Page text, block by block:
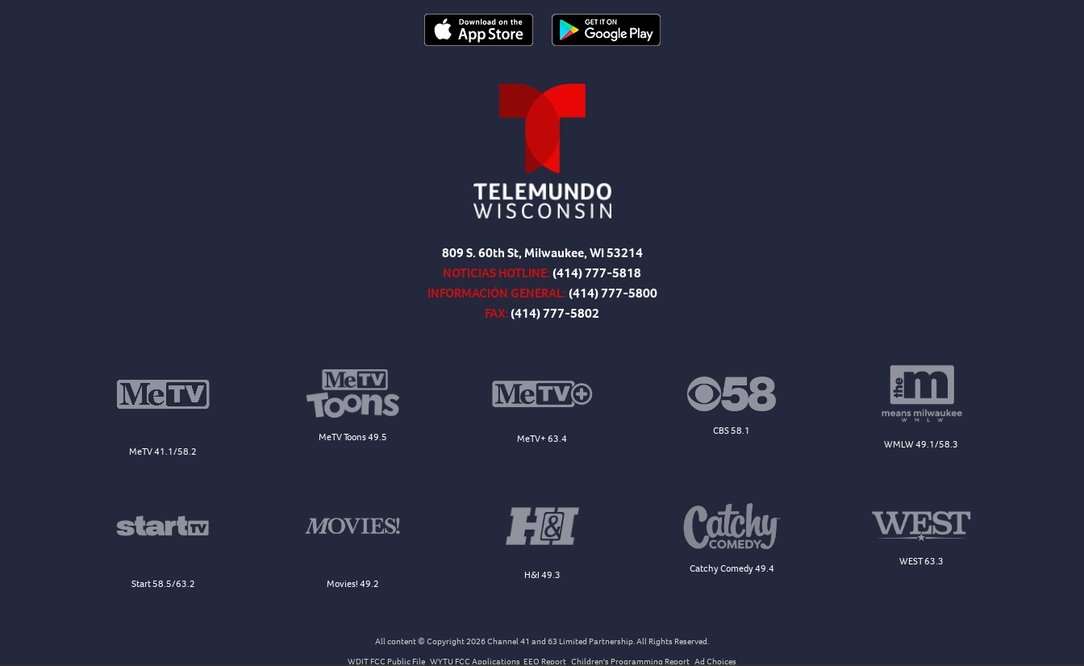
809 S. 60th St, Milwaukee, WI 53214
NOTICIAS HOTLINE:(414) 777-5818
INFORMACIÓN GENERAL:(414) 777-5800
FAX:(414) 777-5802
MeTV 41.1/58.2
MeTV Toons 49.5 MeTV+ 63.4
CBS 58.1
WMLW 49.1/58.3
Start 58.5/63.2 Movies! 49.2
H&I 49.3
Catchy Comedy 49.4
WEST 63.3
All content © Copyright 2026 Channel 41 and 63 Limited Partnership. All Rights Reserved.
WDJT FCC Public File WYTU FCC Applications EEO Report Children's Programming Report Ad Choices